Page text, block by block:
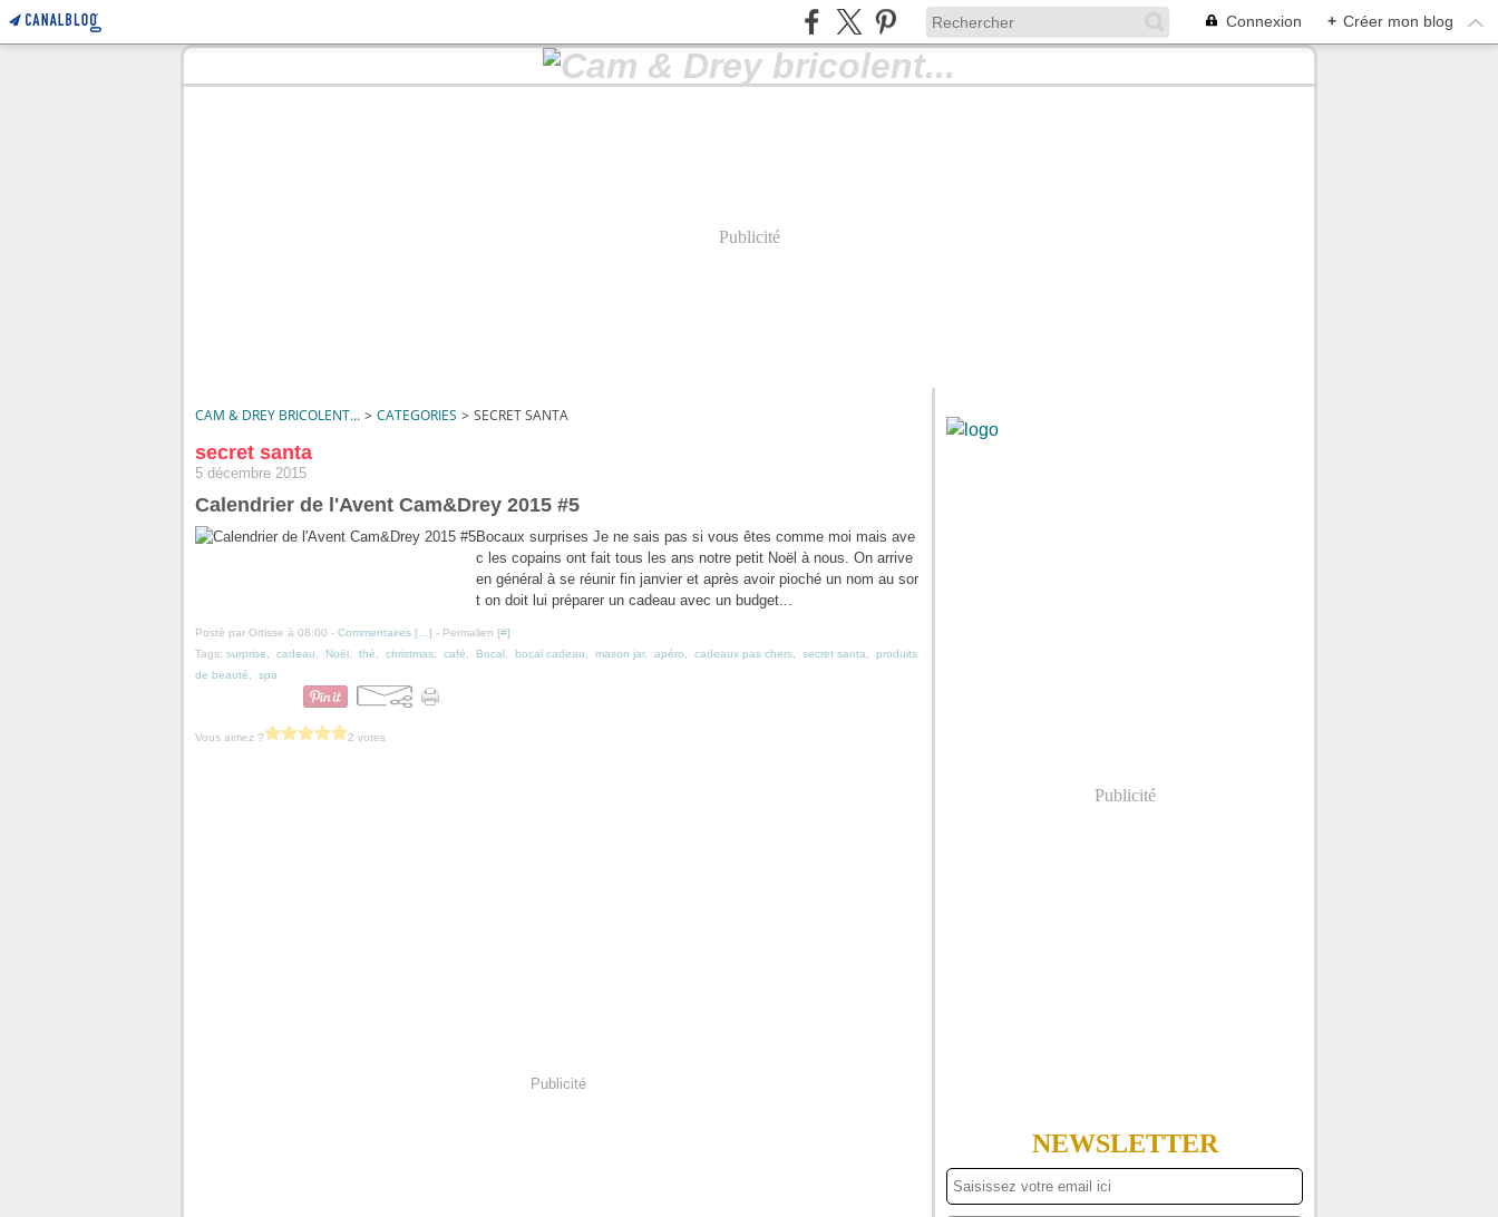
Connexion + Créer mon blog
Publicité
CAM & DREY BRICOLENT... > CATEGORIES > SECRET SANTA
secret santa
5 décembre 2015
Calendrier de l'Avent Cam&Drey 2015 #5
Bocaux surprises Je ne sais pas si vous êtes comme moi mais ave
c les copains ont fait tous les ans notre petit Noël à nous. On arrive
en général à se réunir fin janvier et après avoir pioché un nom au sor
t on doit lui préparer un cadeau avec un budget...
Posté par Ortisse à 08:00 - Commentaires [ ] - Permalien [#]
Tags: surprise cadeau Noël thé christmas café Bocal bocal cadeau mason jar, apéro cadeaux pas chers secret santa
produits
de beauté
spa
Vous aimez ? 2 votes
Publicité
Publicité
NEWSLETTER